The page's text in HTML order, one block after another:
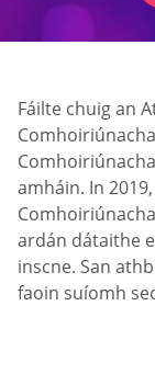
Fáilte chuig an
amháin. In
ardán dátaithe
inscne. San
faoin suíomh